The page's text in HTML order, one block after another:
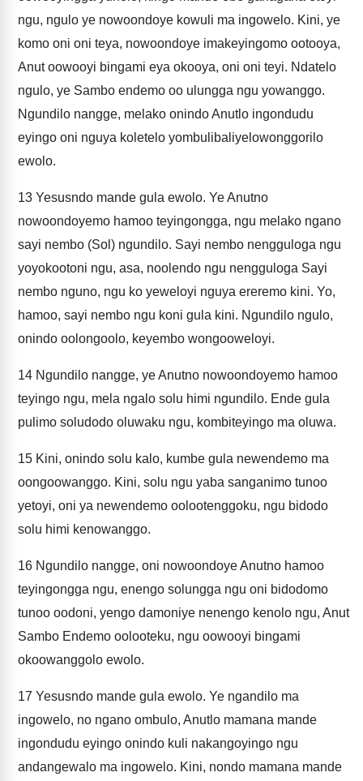
ngu, ngulo ye nowoondoye kowuli ma ingowelo. Kini, ye
komo oni oni teya, nowoondoye imakeyingomo ootooya,
Anut oowooyi bingami eya okooya, oni oni teyi. Ndatelo
ngulo, ye Sambo endemo oo ulungga ngu yowanggo.
Ngundilo nangge, melako onindo Anutlo ingondudu
eyingo oni nguya koletelo yombulibaliyelowonggorilo
ewolo.
13 Yesusndo mande gula ewolo. Ye Anutno
nowoondoyemo hamoo teyingongga, ngu melako ngano
sayi nembo (Sol) ngundilo. Sayi nembo nengguloga ngu
yoyokootoni ngu, asa, noolendo ngu nengguloga Sayi
nembo nguno, ngu ko yeweloyi nguya ereremo kini. Yo,
hamoo, sayi nembo ngu koni gula kini. Ngundilo ngulo,
onindo oolongoolo, keyembo wongooweloyi.
14 Ngundilo nangge, ye Anutno nowoondoyemo hamoo
teyingo ngu, mela ngalo solu himi ngundilo. Ende gula
pulimo soludodo oluwaku ngu, kombiteyingo ma oluwa.
15 Kini, onindo solu kalo, kumbe gula newendemo ma
oongoowanggo. Kini, solu ngu yaba sanganimo tunoo
yetoyi, oni ya newendemo oolootenggoku, ngu bidodo
solu himi kenowanggo.
16 Ngundilo nangge, oni nowoondoye Anutno hamoo
teyingongga ngu, enengo solungga ngu oni bidodomo
tunoo oodoni, yengo damoniye nenengo kenolo ngu, Anut
Sambo Endemo oolooteku, ngu oowooyi bingami
okoowanggolo ewolo.
17 Yesusndo mande gula ewolo. Ye ngandilo ma
ingowelo, no ngano ombulo, Anutlo mamana mande
ingondudu eyingo onindo kuli nakangoyingo ngu
andangewalo ma ingowelo. Kini, nondo mamana mande